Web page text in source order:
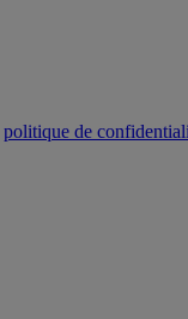
politique de